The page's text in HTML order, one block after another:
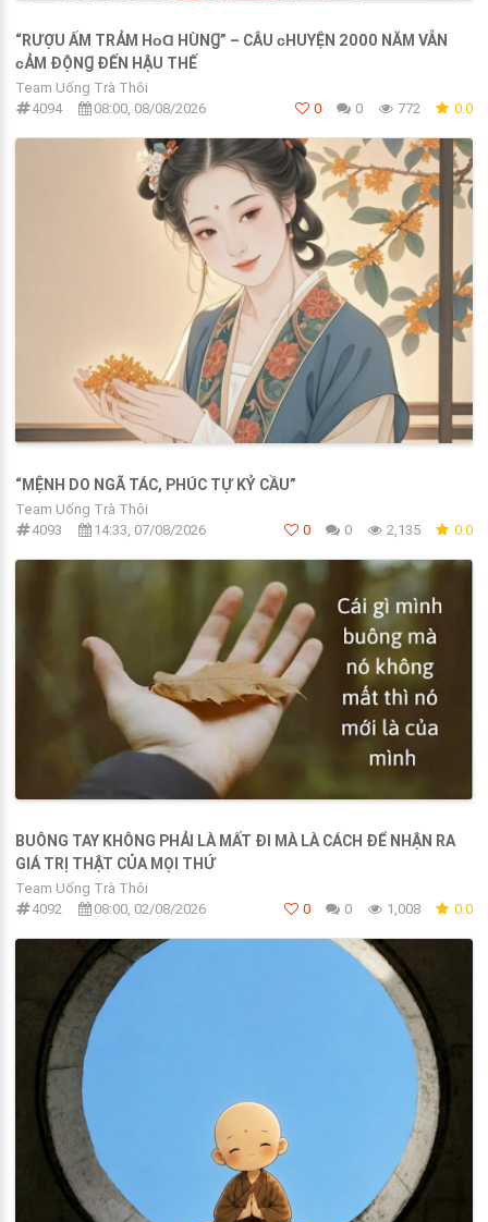
“RƯỢU ẤM TRẢM HᴏⱭ HÙNꞬ” – CÂU ᴄHUYỆN 2000 NĂM VẪN
ᴄẢM ĐỘNꞬ ĐẾN HẬU THẾ
Team Uống Trà Thôi
4094
08:00, 08/08/2026 0 0 772 0.0
“MỆNH DO NGÃ TÁC, PHÚC TỰ KỶ CẦU”
Team Uống Trà Thôi
4093
14:33, 07/08/2026 0 0 2,135 0.0
BUÔNG TAY KHÔNG PHẢI LÀ MẤT ĐI MÀ LÀ CÁCH ĐỂ NHẬN RA
GIÁ TRỊ THẬT CỦA MỌI THỨ
Team Uống Trà Thôi
4092
08:00, 02/08/2026 0 0 1,008 0.0